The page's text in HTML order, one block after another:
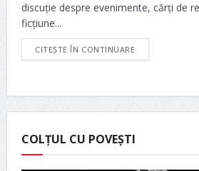
discuție despre evenimente, cărți de
ficțiune...
CITEȘTE ÎN CONTINUARE
COLȚUL CU POVEȘTI